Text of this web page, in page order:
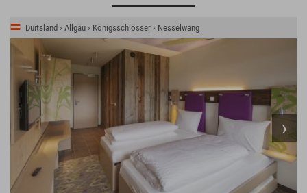
Duitsland › Allgäu › Königsschlösser › Nesselwang